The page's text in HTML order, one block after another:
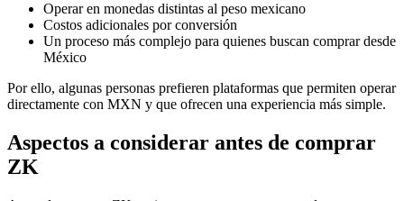
Operar en monedas distintas al peso mexicano
Costos adicionales por conversión
Un proceso más complejo para quienes buscan comprar desde
México
Por ello, algunas personas prefieren plataformas que permiten operar
directamente con MXN y que ofrecen una experiencia más simple.
Aspectos a considerar antes de comprar
ZK